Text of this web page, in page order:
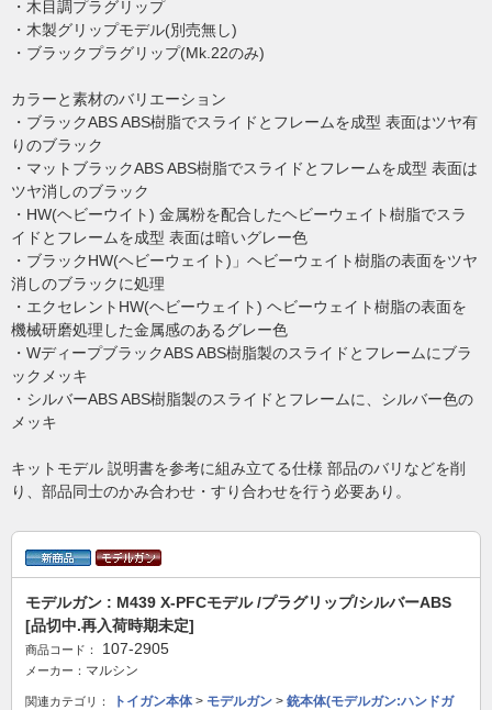
・木目調プラグリップ
・木製グリップモデル(別売無し)
・ブラックプラグリップ(Mk.22のみ)
カラーと素材のバリエーション
・ブラックABS ABS樹脂でスライドとフレームを成型 表面はツヤ有
りのブラック
・マットブラックABS ABS樹脂でスライドとフレームを成型 表面は
ツヤ消しのブラック
・HW(ヘビーウイト) 金属粉を配合したヘビーウェイト樹脂でスラ
イドとフレームを成型 表面は暗いグレー色
・ブラックHW(ヘビーウェイト)」ヘビーウェイト樹脂の表面をツヤ
消しのブラックに処理
・エクセレントHW(ヘビーウェイト) ヘビーウェイト樹脂の表面を
機械研磨処理した金属感のあるグレー色
・WディープブラックABS ABS樹脂製のスライドとフレームにブラ
ックメッキ
・シルバーABS ABS樹脂製のスライドとフレームに、シルバー色の
メッキ
キットモデル 説明書を参考に組み立てる仕様 部品のバリなどを削
り、部品同士のかみ合わせ・すり合わせを行う必要あり。
モデルガン : M439 X-PFCモデル /プラグリップ/シルバーABS
[品切中.再入荷時期未定]
商品コード： 107-2905
メーカー： マルシン
関連カテゴリ： トイガン本体> モデルガン > 銃本体(モデルガン:ハンドガ